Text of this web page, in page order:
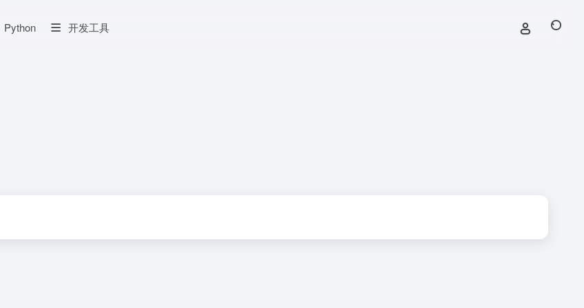
Python 开发工具